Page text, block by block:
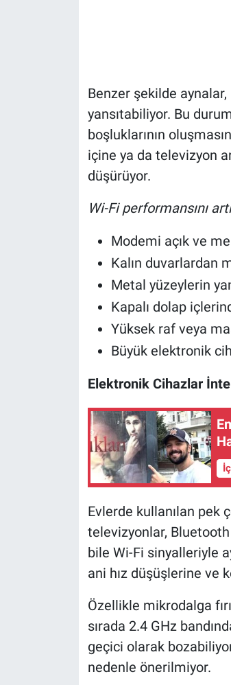
Benzer şekilde
yansıtabiliyor. Bu
boşluklarının
içine ya da televizyon
düşürüyor.
Wi-Fi performansını
Modemi açık ve
Kalın duvarlardan
Metal yüzeylerin
Kapalı dolap
Yüksek raf veya
Büyük elektronik
Elektronik Cihazlar
Evlerde kullanılan pek
televizyonlar,
bile Wi-Fi sinyalleriyle
ani hız düşüşlerine ve
Özellikle mikrodalga
sırada 2.4 GHz
geçici olarak
nedenle önerilmiyor.